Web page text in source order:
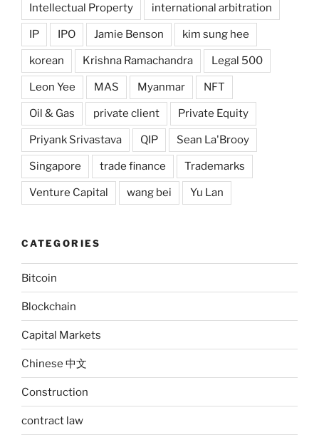
Intellectual Property international arbitration
IP IPO Jamie Benson kim sung hee
korean Krishna Ramachandra Legal 500
Leon Yee MAS Myanmar NFT
Oil & Gas private client Private Equity
Priyank Srivastava QIP Sean La'Brooy
Singapore trade finance Trademarks
Venture Capital wang bei Yu Lan
CATEGORIES
Bitcoin
Blockchain
Capital Markets
Chinese 中文
Construction
contract law